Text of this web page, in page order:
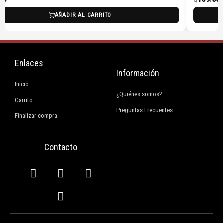
AÑADIR AL CARRITO
Enlaces
Inicio
Carrito
Finalizar compra
Información
¿Quiénes somos?
Preguntas Frecuentes
Contacto
F
a
b
I
n
s
t
a
W
h
s
E
n
v
e
l